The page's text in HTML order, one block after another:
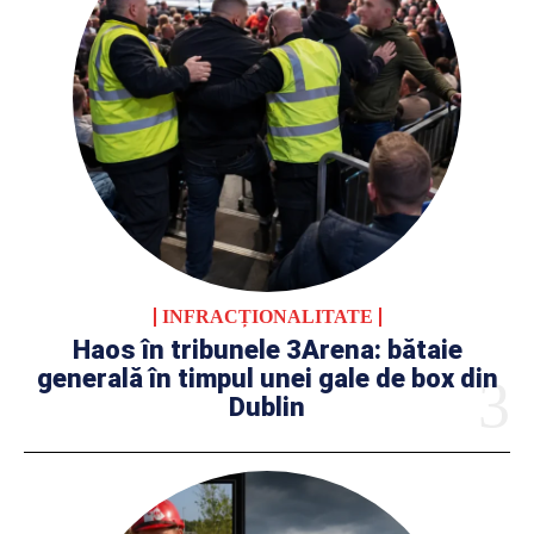
INFRACȚIONALITATE
Haos în tribunele 3Arena: bătaie
generală în timpul unei gale de box din
Dublin